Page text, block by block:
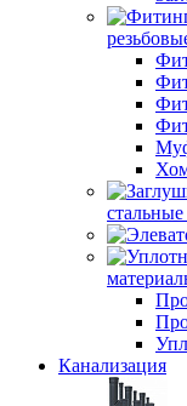
Канализация